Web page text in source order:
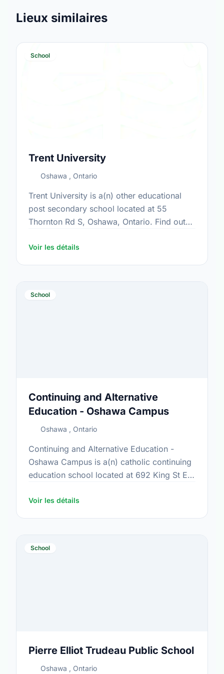
Lieux similaires
School
Trent University
Oshawa , Ontario
Trent University is a(n) other educational
post secondary school located at 55
Thornton Rd S, Oshawa, Ontario. Find out
Voir les détails
School
Continuing and Alternative
Education - Oshawa Campus
Oshawa , Ontario
Continuing and Alternative Education -
Oshawa Campus is a(n) catholic continuing
education school located at 692 King St E,
Voir les détails
School
Pierre Elliot Trudeau Public School
Oshawa , Ontario